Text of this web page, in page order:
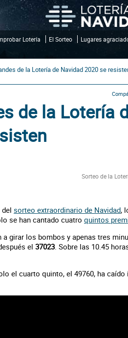
Lotería El Sorteo Lugares
de la Lotería de Navidad 2020 se
de la Lotería
Sorteo de la
sorteo extraordinario de Navidad,
se han cantado cuatro quintos
girar los bombos y apenas tres
el 37023. Sobre las 10.45
el cuarto quinto, el 49760, ha caído